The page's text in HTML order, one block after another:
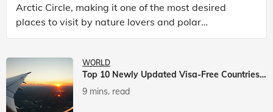
Arctic Circle, making it one of the most desired
places to visit by nature lovers and polar
passionate travellers. Known to be prolific hunters,
WORLD
Top 10 Newly Updated Visa-Free Countries For Indian Citizens
9 mins. read